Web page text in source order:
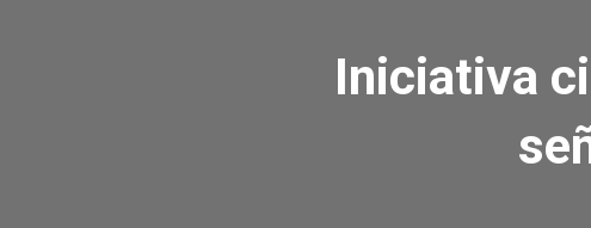
Iniciativa